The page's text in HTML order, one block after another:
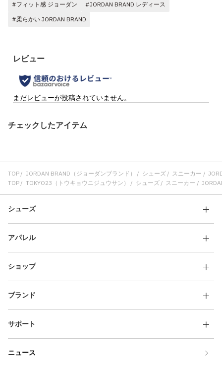
#フィット感 ジョーダン
#JORDAN BRAND レディース
#柔らかい JORDAN BRAND
チェックしたアイテム
TOP JORDAN BRAND（ジョーダンブランド） シューズ スニーカー
TOP
TOKYO23（トウキョウニジュウサン） シューズ スニーカー
シューズ
アパレル
ショップ
ブランド
サポート
ニュース